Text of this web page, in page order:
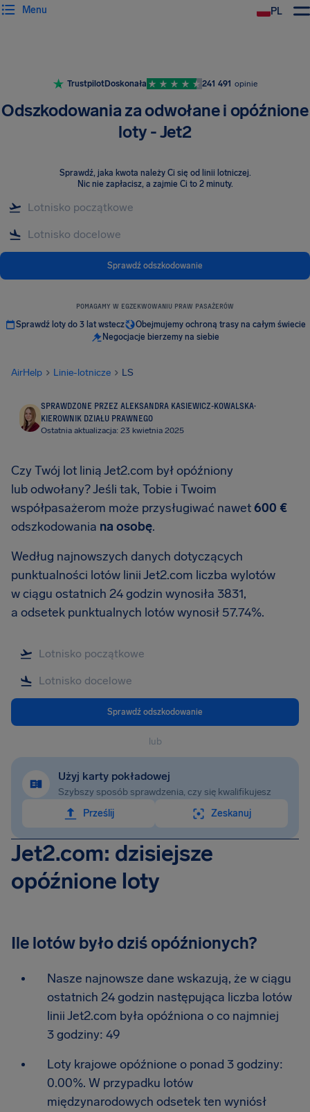
PL
Menu
TrustpilotDoskonała 241 491 opinie
Odszkodowania za odwołane i opóźnione
loty - Jet2
Sprawdź, jaka kwota należy Ci się od linii lotniczej.
Nic nie zapłacisz, a zajmie Ci to 2 minuty.
Sprawdź odszkodowanie
POMAGAMY W EGZEKWOWANIU PRAW PASAŻERÓW
Sprawdź loty do 3 lat wstecz
Obejmujemy ochroną trasy na całym świecie
Negocjacje bierzemy na siebie
AirHelp Linie-lotnicze LS
SPRAWDZONE PRZEZ ALEKSANDRA KASIEWICZ-KOWALSKA·
KIEROWNIK DZIAŁU PRAWNEGO
Ostatnia aktualizacja: 23 kwietnia 2025
Czy Twój lot linią Jet2.com był opóźniony
lub odwołany? Jeśli tak, Tobie i Twoim
współpasażerom może przysługiwać nawet600 €
odszkodowania na osobę.
Według najnowszych danych dotyczących
punktualności lotów linii Jet2.com liczba wylotów
w ciągu ostatnich 24 godzin wynosiła 3831,
a odsetek punktualnych lotów wynosił 57.74%.
Sprawdź odszkodowanie
lub
Użyj karty pokładowej
Szybszy sposób sprawdzenia, czy się kwalifikujesz
Prześlij
Zeskanuj
Jet2.com: dzisiejsze
opóźnione loty
Ile lotów było dziś opóźnionych?
Nasze najnowsze dane wskazują, że w ciągu
ostatnich 24 godzin następująca liczba lotów
linii Jet2.com była opóźniona o co najmniej
3 godziny: 49
Loty krajowe opóźnione o ponad 3 godziny:
0.00%. W przypadku lotów
międzynarodowych odsetek ten wyniósł